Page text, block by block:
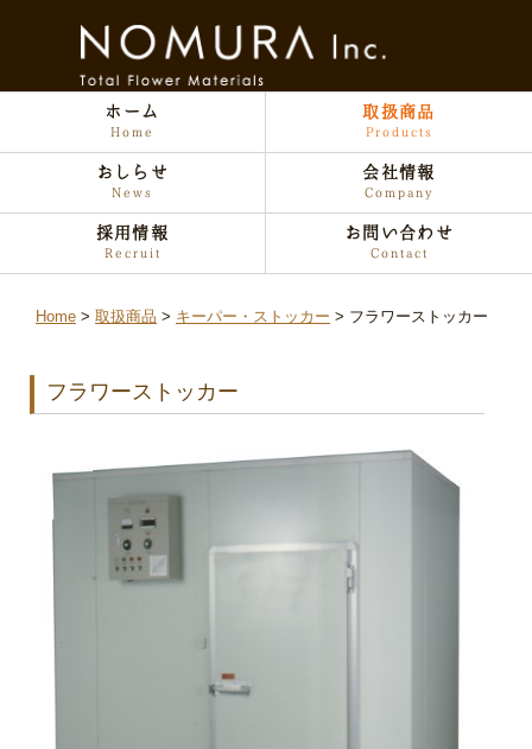
ホーム
Home
取扱商品
Products
おしらせ
News
会社情報
Company
採用情報
Recruit
お問い合わせ
Contact
Home 取扱商品 キーパー・ストッカー フラワーストッカー
フラワーストッカー